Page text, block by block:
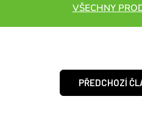
VŠECHNY
PŘEDCHOZÍ